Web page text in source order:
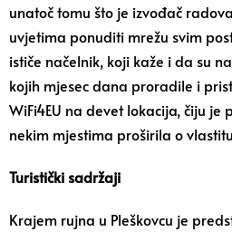
unatoč tomu što je izvođač
uvjetima ponuditi mrežu svim
ističe načelnik, koji kaže i da su
kojih mjesec dana proradile i
WiFi4EU na devet lokacija, čiju je
nekim mjestima proširila o
Turistički sadržaji
Krajem rujna u Pleškovcu je